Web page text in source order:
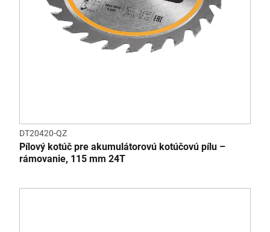
DT20420-QZ
Pílový kotúč pre akumulátorovú kotúčovú pílu –
rámovanie, 115 mm 24T